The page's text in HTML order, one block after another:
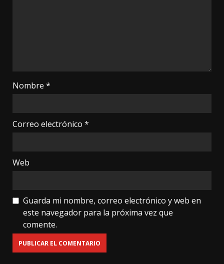
Nombre *
Correo electrónico *
Web
Guarda mi nombre, correo electrónico y web en
este navegador para la próxima vez que
comente.